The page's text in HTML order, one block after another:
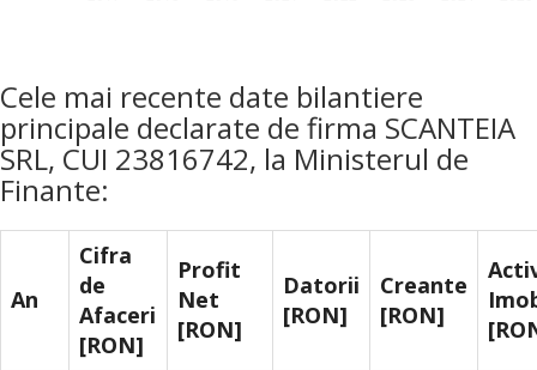
Cele mai recente date bilantiere
principale declarate de firma SCANTEIA
SRL, CUI 23816742, la Ministerul de
Finante:
An
Cifra
de
Afaceri
[RON]
Profit
Net
[RON]
Datorii
[RON]
Creante
[RON]